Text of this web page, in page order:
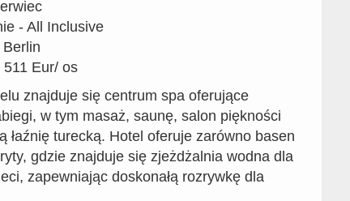
- All Inclusive
511 Eur/ os
znajduje się centrum spa oferujące
w tym masaż, saunę, salon piękności
łaźnię turecką. Hotel oferuje zarówno basen
gdzie znajduje się zjeżdżalnia wodna dla
zapewniając doskonałą rozrywkę dla